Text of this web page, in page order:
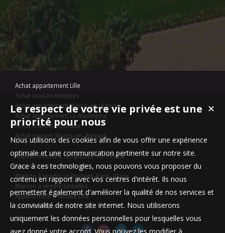
Achat appartement Lille
Achat maison Bondues
Achat appartement Marcq-en-Baroeul
Achat appartement La Madeleine
Achat maison Mouvaux
Achat maison Marcq-en-Baroeul
Maison à vendre Templeuve-en-Pévèle
Appartement à vendre Lille
Maison à vendre Le Touquet-Paris-Plage
Maison à vendre Linselles
Appartement à vendre Lille
Stationnement à vendre Lille
✕
Le respect de votre vie privée est une
priorité pour nous
Nous utilisons des cookies afin de vous offrir une expérience
optimale et une communication pertinente sur notre site.
Grace à ces technologies, nous pouvons vous proposer du
contenu en rapport avec vos centres d'intérêt. Ils nous
permettent également d'améliorer la qualité de nos services et
la convivialité de notre site internet. Nous utiliserons
uniquement les données personnelles pour lesquelles vous